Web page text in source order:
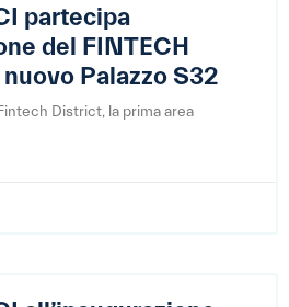
partecipa
del FINTECH
nuovo Palazzo S32
District, la prima area